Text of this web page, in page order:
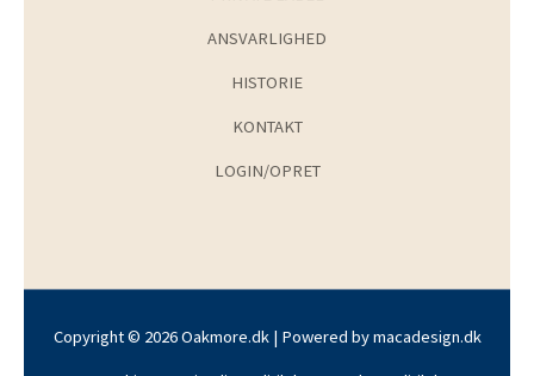
ANSVARLIGHED
HISTORIE
KONTAKT
LOGIN/OPRET
Copyright © 2026 Oakmore.dk | Powered bymacadesign.dk